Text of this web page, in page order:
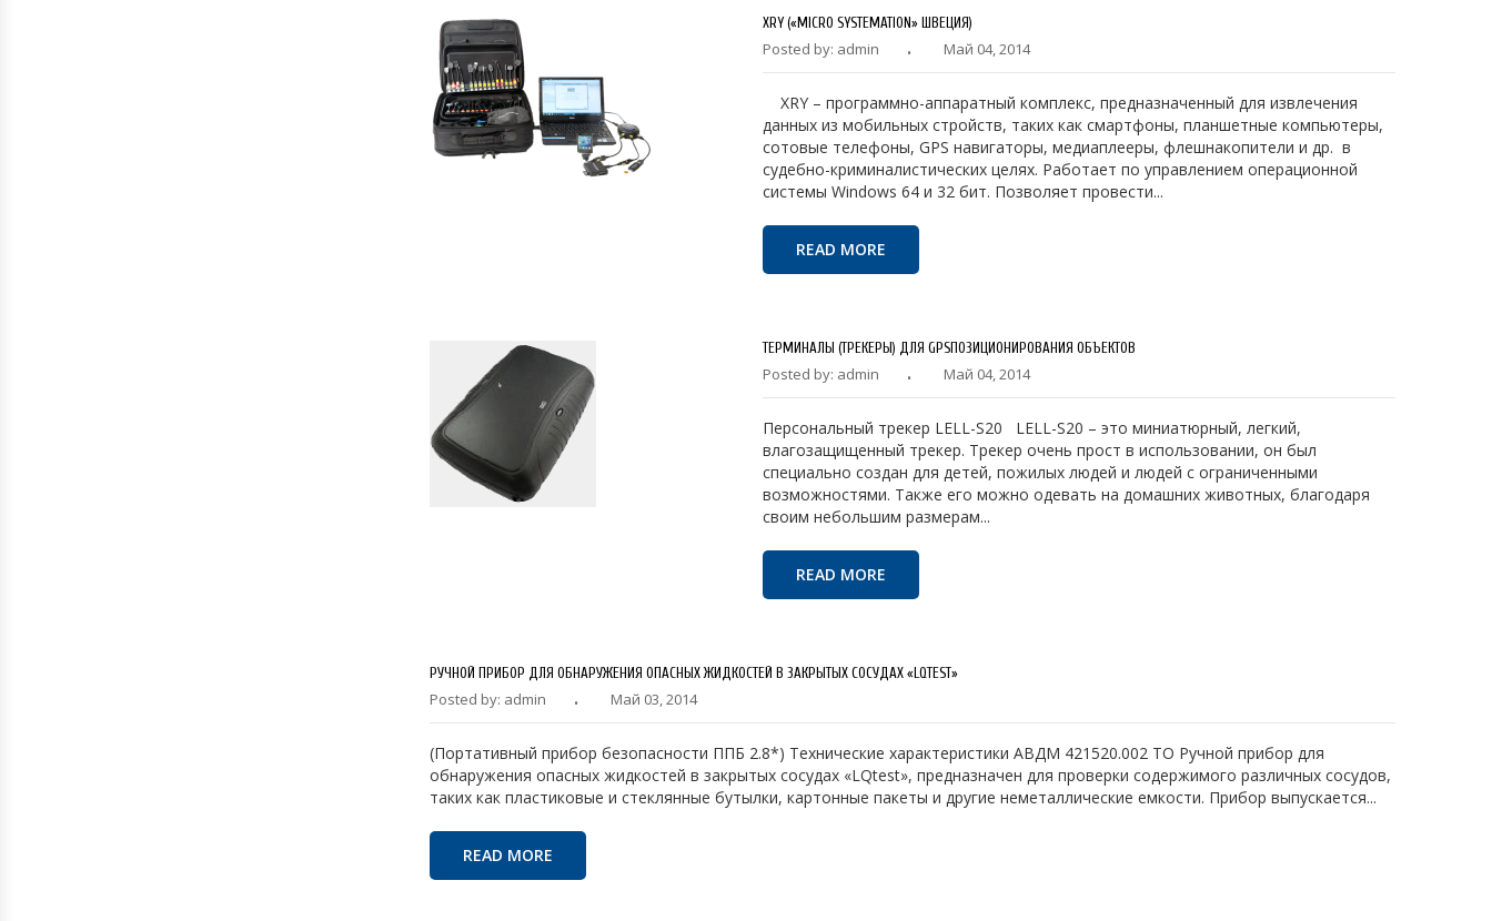
XRY («MICRO SYSTEMATION» ШВЕЦИЯ)
Posted by: admin Май 04, 2014
XRY – программно-аппаратный комплекс, предназначенный для извлечения
данных из мобильных стройств, таких как смартфоны, планшетные компьютеры,
сотовые телефоны, GPS навигаторы, медиаплееры, флешнакопители и др. в
судебно-криминалистических целях. Работает по управлением операционной
системы Windows 64 и 32 бит. Позволяет провести...
READ MORE
ТЕРМИНАЛЫ (ТРЕКЕРЫ) ДЛЯ GPSПОЗИЦИОНИРОВАНИЯ ОБЪЕКТОВ
Posted by: admin Май 04, 2014
Персональный трекер LELL-S20 LELL-S20 – это миниатюрный, легкий,
влагозащищенный трекер. Трекер очень прост в использовании, он был
специально создан для детей, пожилых людей и людей с ограниченными
возможностями. Также его можно одевать на домашних животных, благодаря
своим небольшим размерам...
READ MORE
РУЧНОЙ ПРИБОР ДЛЯ ОБНАРУЖЕНИЯ ОПАСНЫХ ЖИДКОСТЕЙ В ЗАКРЫТЫХ СОСУДАХ «LQTEST»
Posted by: admin Май 03, 2014
(Портативный прибор безопасности ППБ 2.8*) Технические характеристики АВДМ 421520.002 ТО Ручной прибор для
обнаружения опасных жидкостей в закрытых сосудах «LQtest», предназначен для проверки содержимого различных сосудов,
таких как пластиковые и стеклянные бутылки, картонные пакеты и другие неметаллические емкости. Прибор выпускается...
READ MORE